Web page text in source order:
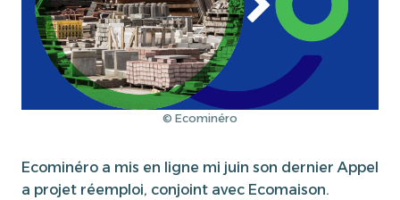
© Ecominéro
Ecominéro a mis en ligne mi juin son dernier Appel
a projet réemploi, conjoint avec Ecomaison.